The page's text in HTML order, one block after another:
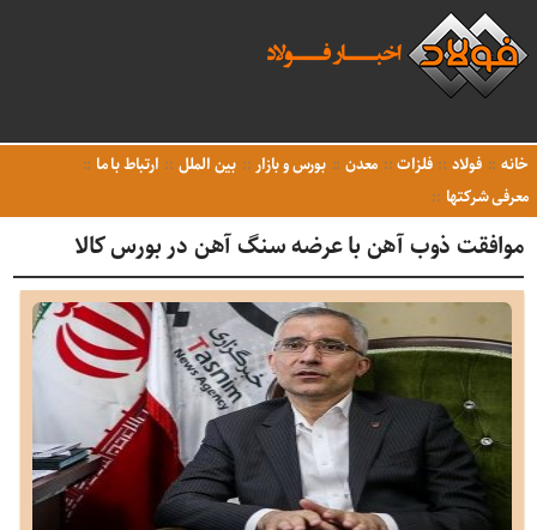
خانه فولاد فلزات معدن بورس و بازار بین الملل
ارتباط با ما
معرفی شرکتها
موافقت ذوب آهن با عرضه سنگ آهن در بورس کالا